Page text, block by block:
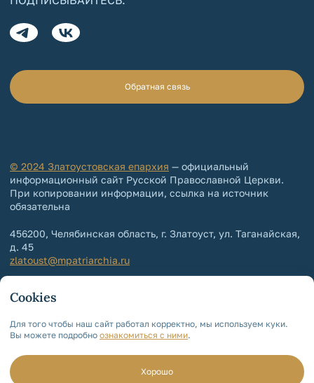
Обратная связь
© 2024 Златоустовская епархия — официальный
информационный сайт Русской Православной Церкви.
При копировании информации, ссылка на источник
обязательна
456200, Челябинская область, г. Златоуст, ул. Таганайская,
д. 45
zlatoust@mpatriarchia.ru
+7 (3513) 64-64-64
Политика обработки и защиты
персональных данных
Мы используем cookie!
Для чего?
Cookies
Для того чтобы наш сайт работал корректно, мы используем куки.
Вы можете подробно ознакомиться с ними.
Хорошо